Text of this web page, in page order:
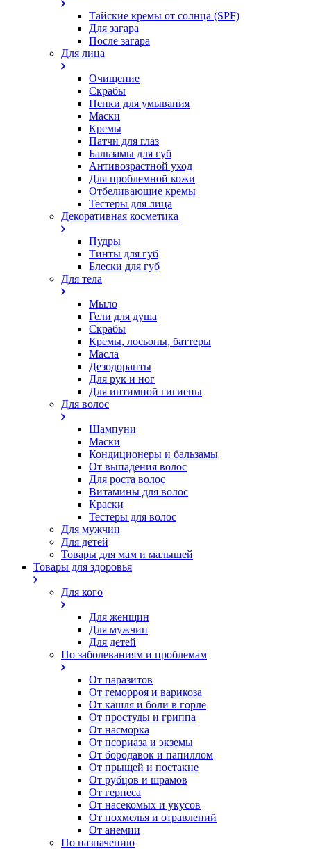
Тайские кремы от солнца (SPF)
Для загара
После загара
Для лица
Очищение
Скрабы
Пенки для умывания
Маски
Кремы
Патчи для глаз
Бальзамы для губ
Антивозрастной уход
Для проблемной кожи
Oтбеливающие кремы
Тестеры для лица
Декоративная косметика
Пудры
Тинты для губ
Блески для губ
Для тела
Мыло
Гели для душа
Скрабы
Кремы, лосьоны, баттеры
Масла
Дезодоранты
Для рук и ног
Для интимной гигиены
Для волос
Шампуни
Маски
Кондиционеры и бальзамы
От выпадения волос
Для роста волос
Витамины для волос
Краски
Тестеры для волос
Для мужчин
Для детей
Товары для мам и малышей
Товары для здоровья
Для кого
Для женщин
Для мужчин
Для детей
По заболеваниям и проблемам
От паразитов
Oт геморроя и варикоза
От кашля и боли в горле
От простуды и гриппа
От насморка
Oт псориаза и экземы
От бородавок и папиллом
От прыщей и постакне
От рубцов и шрамов
От герпеса
От насекомых и укусов
От похмелья и отравлений
От анемии
По назначению